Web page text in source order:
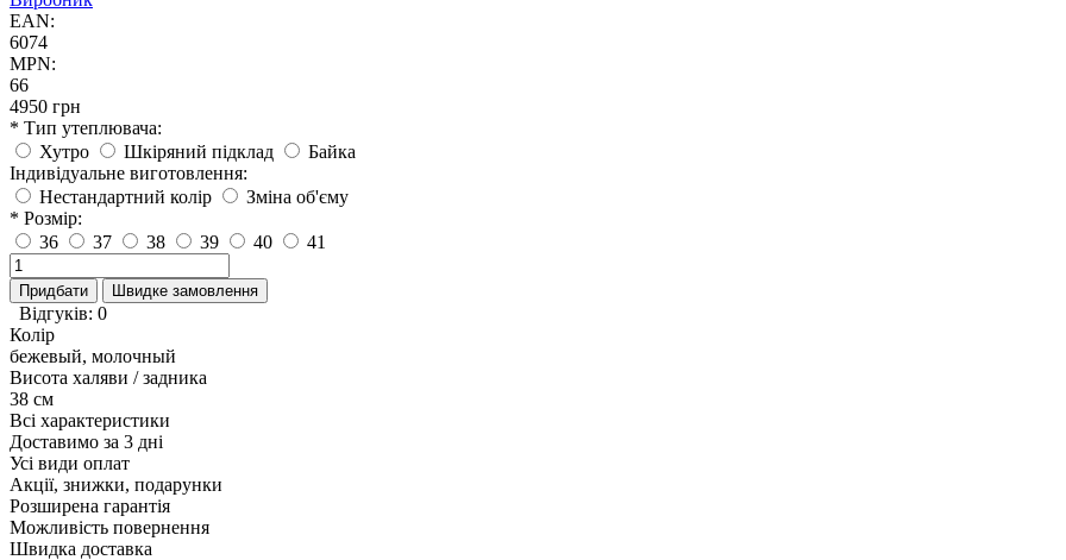
EAN:
6074
MPN:
66
4950 грн
* Тип утеплювача:
Хутро
Шкіряний підклад
Байка
Індивідуальне виготовлення:
Нестандартний колір
Зміна об'єму
* Розмір:
36
37 38 39 40 41
Придбати Швидке замовлення
Відгуків: 0
Колір
бежевый, молочный
Висота халяви / задника
38 см
Всі характеристики
Доставимо за 3 дні
Усі види оплат
Акції, знижки, подарунки
Розширена гарантія
Можливість повернення
Швидка доставка